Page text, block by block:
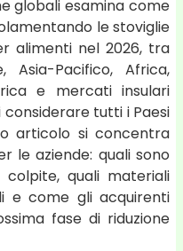
globali esamina come
le stoviglie
alimenti nel 2026, tra
Asia-Pacifico, Africa,
e mercati insulari
tutti i Paesi
articolo si concentra
le aziende: quali sono
quali materiali
e come gli acquirenti
fase di riduzione